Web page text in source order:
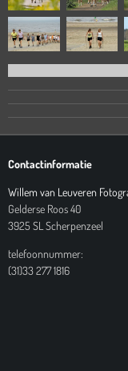
Contactinformatie
Willem van Leuveren
Gelderse Roos 40
3925 SL Scherpenzeel
telefoonnummer:
(31)33 277 1816